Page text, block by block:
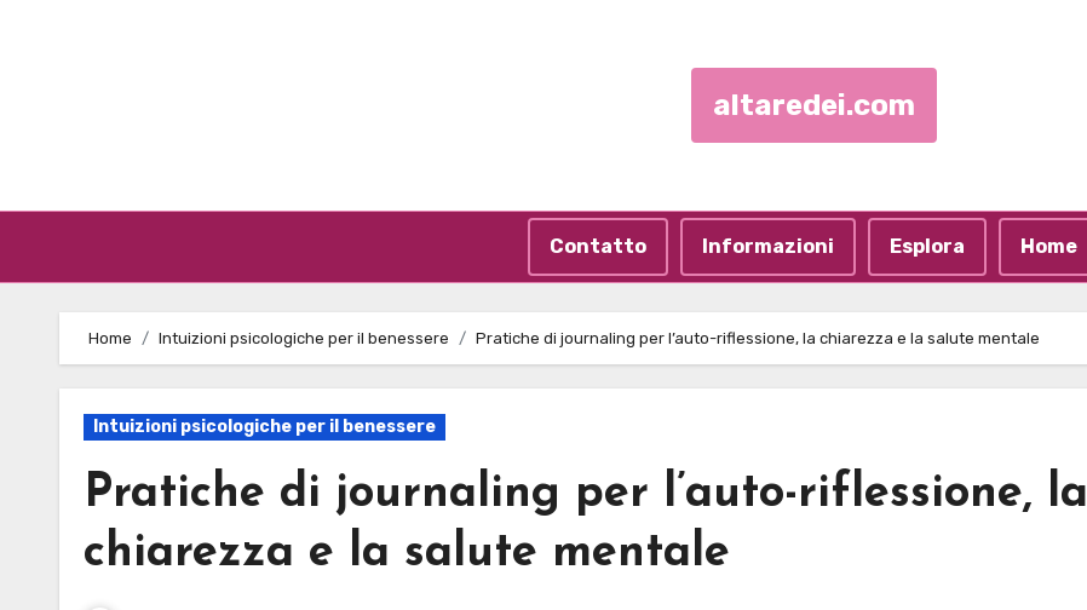
altaredei.com
Contatto Informazioni Esplora Home
Home Intuizioni psicologiche per il benessere Pratiche di journaling per l’auto-riflessione, la chiarezza e la salute mentale
Intuizioni psicologiche per il benessere
Pratiche di journaling per l’auto-riflessione, la
chiarezza e la salute mentale